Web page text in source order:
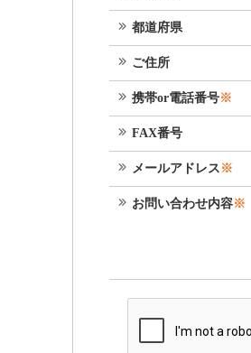
都道府県
ご住所
携帯or電話番号※
FAX番号
メールアドレス ※
お問い合わせ内容※